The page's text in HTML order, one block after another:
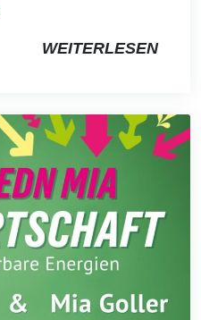
WEITERLESEN